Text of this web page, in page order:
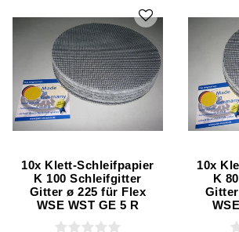
10x Klett-Schleifpapier
K 100 Schleifgitter
Gitter ø 225 für Flex
WSE WST GE 5 R
10x
K